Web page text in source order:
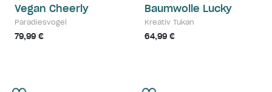
Vegan Cheerly
Paradiesvogel
79,99 €
Baumwolle Lucky
Kreativ Tukan
64,99 €